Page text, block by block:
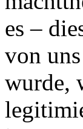
es –
von
wurde,